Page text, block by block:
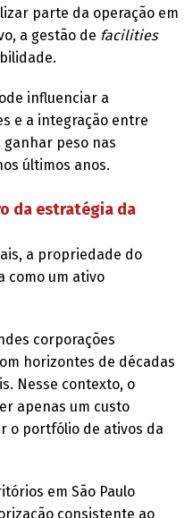
parte da operação em
a gestão de facilities
influenciar a
e a integração entre
ganhar peso nas
últimos anos.
da estratégia da
a propriedade do
como um ativo
corporações
horizontes de décadas
Nesse contexto, o
apenas um custo
o portfólio de ativos da
em São Paulo
consistente ao